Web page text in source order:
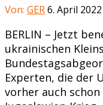
Von: GER6. April 2022
BERLIN – Jetzt
ukrainischen
Experten, die der
vorher auch